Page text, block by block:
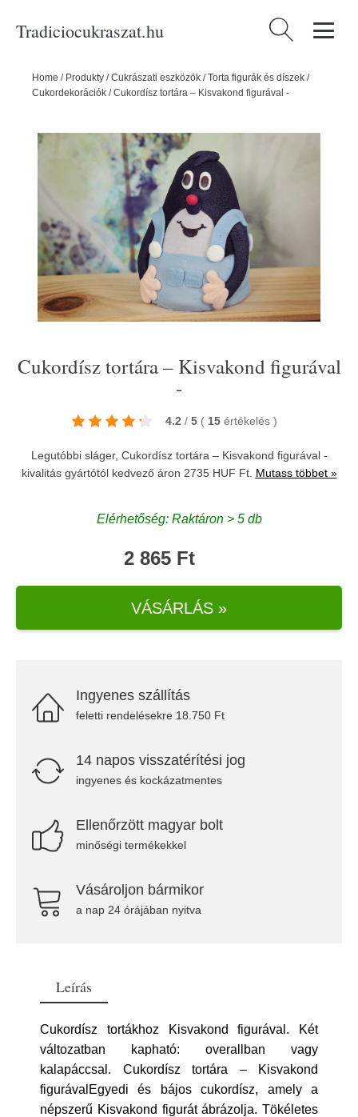
Tradiciocukraszat.hu Keresés:
Home / Produkty /Cukrászati eszközök /Torta figurák és díszek /
Cukordekorációk /Cukordísz tortára – Kisvakond figurával -
Cukordísz tortára – Kisvakond figurával
-
4.2 / 5 ( 15 értékelés )
Legutóbbi sláger, Cukordísz tortára – Kisvakond figurával -
kivalitás gyártótól kedvező áron 2735 HUF Ft. Mutass többet »
Elérhetőség: Raktáron > 5 db
2 865 Ft
VÁSÁRLÁS »
Ingyenes szállítás
feletti rendelésekre 18.750 Ft
14 napos visszatérítési jog
ingyenes és kockázatmentes
Ellenőrzött magyar bolt
minőségi termékekkel
Vásároljon bármikor
a nap 24 órájában nyitva
Leírás
Cukordísz tortákhoz Kisvakond figurával. Két
változatban kapható: overallban vagy
kalapáccsal. Cukordísz tortára – Kisvakond
figurávalEgyedi és bájos cukordísz, amely a
népszerű Kisvakond figurát ábrázolja. Tökéletes